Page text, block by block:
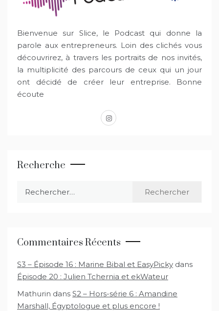
Bienvenue sur Slice, le Podcast qui donne la
parole aux entrepreneurs. Loin des clichés vous
découvrirez, à travers les portraits de nos invités,
la multiplicité des parcours de ceux qui un jour
ont décidé de créer leur entreprise. Bonne
écoute
instagram
Recherche
Commentaires Récents
S3 – Épisode 16 : Marine Bibal et EasyPicky dans
Épisode 20 : Julien Tchernia et ekWateur
Mathurin dans S2 – Hors-série 6 : Amandine
Marshall, Égyptologue et plus encore !